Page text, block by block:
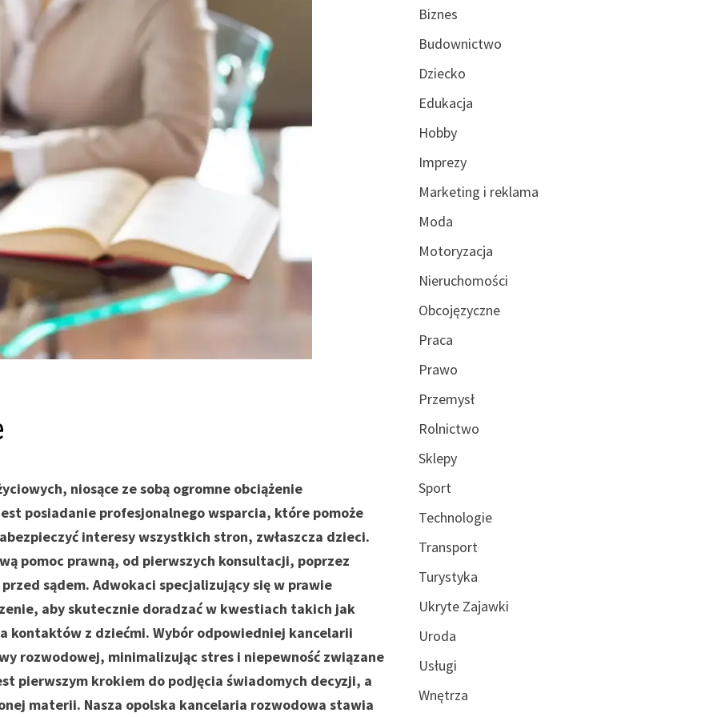
niosące ze sobą ogromne obciążenie
posiadanie profesjonalnego wsparcia, które pomoże
interesy wszystkich stron, zwłaszcza dzieci.
pomoc prawną, od pierwszych konsultacji, poprzez
sądem. Adwokaci specjalizujący się w prawie
aby skutecznie doradzać w kwestiach takich jak
kontaktów z dziećmi. Wybór odpowiedniej kancelarii
rozwodowej, minimalizując stres i niepewność związane
pierwszym krokiem do podjęcia świadomych decyzji, a
materii. Nasza opolska kancelaria rozwodowa stawia
Biznes
Budownictwo
Dziecko
Edukacja
Hobby
Imprezy
Marketing i reklama
Moda
Motoryzacja
Nieruchomości
Obcojęzyczne
Praca
Prawo
Przemysł
Rolnictwo
Sklepy
Sport
Technologie
Transport
Turystyka
Ukryte Zajawki
Uroda
Usługi
Wnętrza